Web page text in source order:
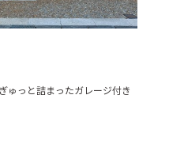
ゅっと詰まったガレージ付き